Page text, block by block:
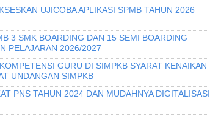
UJICOBA APLIKASI SPMB TAHUN 2026
3 SMK BOARDING DAN 15 SEMI BOARDING
PELAJARAN 2026/2027
GURU DI SIMPKB SYARAT KENAIKAN
UNDANGAN SIMPKB
PNS TAHUN 2024 DAN MUDAHNYA DIGITALISASI